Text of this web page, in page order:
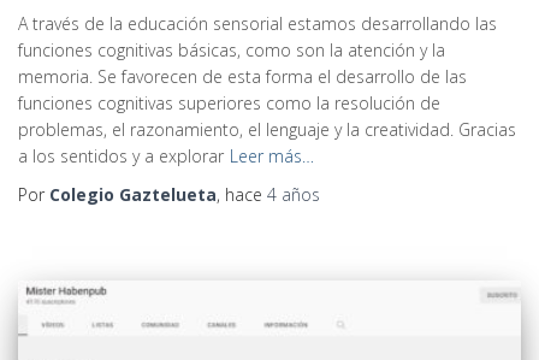
A través de la educación sensorial estamos desarrollando las
funciones cognitivas básicas, como son la atención y la
memoria. Se favorecen de esta forma el desarrollo de las
funciones cognitivas superiores como la resolución de
problemas, el razonamiento, el lenguaje y la creatividad. Gracias
a los sentidos y a explorar Leer más…
Por Colegio Gaztelueta, hace 4 años